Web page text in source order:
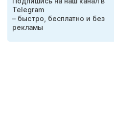
Telegram
– быстро, бесплатно и без
рекламы